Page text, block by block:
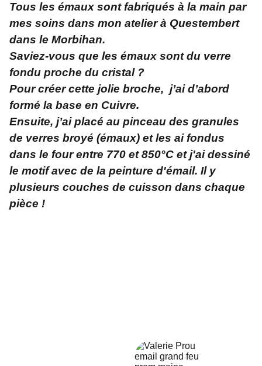
Tous les émaux sont fabriqués à la main par
mes soins dans mon atelier à Questembert
dans le Morbihan.
Saviez-vous que les émaux sont du verre
fondu proche du cristal ?
Pour créer cette jolie broche, j’ai d’abord
formé la base en Cuivre.
Ensuite, j’ai placé au pinceau des granules
de verres broyé (émaux) et les ai fondus
dans le four entre 770 et 850°C et j'ai dessiné
le motif avec de la peinture d'émail. Il y
plusieurs couches de cuisson dans chaque
pièce !